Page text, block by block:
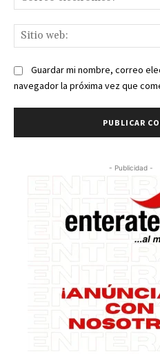
Guardar mi nombre, correo
navegador la próxima vez que
- Publicidad -